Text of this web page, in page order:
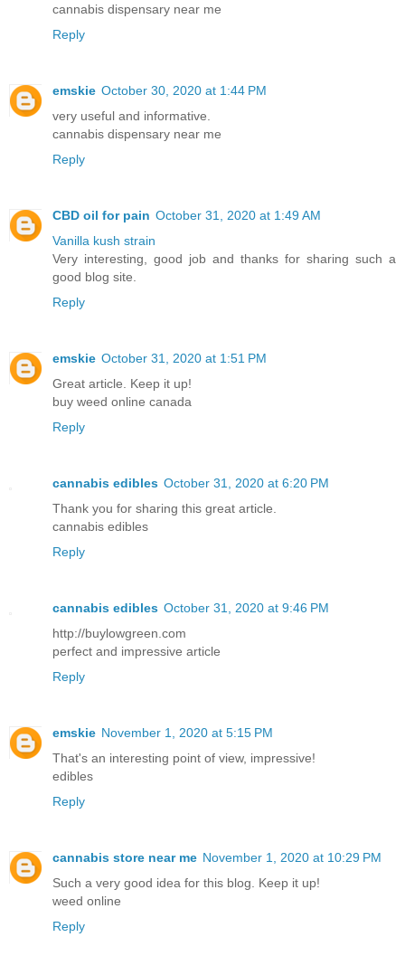
cannabis dispensary near me
Reply
emskie October 30, 2020 at 1:44 PM
very useful and informative.
cannabis dispensary near me
Reply
CBD oil for pain October 31, 2020 at 1:49 AM
Vanilla kush strain
Very interesting, good job and thanks for sharing such a
good blog site.
Reply
emskie October 31, 2020 at 1:51 PM
Great article. Keep it up!
buy weed online canada
Reply
cannabis edibles October 31, 2020 at 6:20 PM
Thank you for sharing this great article.
cannabis edibles
Reply
cannabis edibles October 31, 2020 at 9:46 PM
http://buylowgreen.com
perfect and impressive article
Reply
emskie November 1, 2020 at 5:15 PM
That's an interesting point of view, impressive!
edibles
Reply
cannabis store near me November 1, 2020 at 10:29 PM
Such a very good idea for this blog. Keep it up!
weed online
Reply